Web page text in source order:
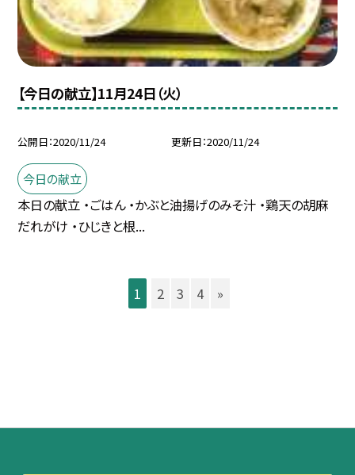
【今日の献立】11月24日（火）
公開日 2020/11/24 更新日 2020/11/24
今日の献立
本日の献立 ・ごはん ・かぶと油揚げのみそ汁 ・鶏天の胡麻
だれがけ ・ひじきと根...
1 2 3 4 »